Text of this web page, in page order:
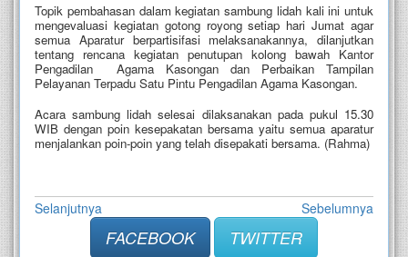
Topik pembahasan dalam kegiatan sambung lidah kali ini untuk
mengevaluasi kegiatan gotong royong setiap hari Jumat agar
semua Aparatur berpartisifasi melaksanakannya, dilanjutkan
tentang rencana kegiatan penutupan kolong bawah Kantor
Pengadilan  Agama Kasongan dan Perbaikan Tampilan
Pelayanan Terpadu Satu Pintu Pengadilan Agama Kasongan.
Acara sambung lidah selesai dilaksanakan pada pukul 15.30
WIB dengan poin kesepakatan bersama yaitu semua aparatur
menjalankan poin-poin yang telah disepakati bersama. (Rahma)
Selanjutnya Sebelumnya
FACEBOOK
TWITTER